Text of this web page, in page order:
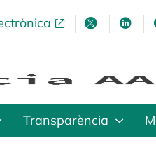
opens in a new tab
opens in
Transparència